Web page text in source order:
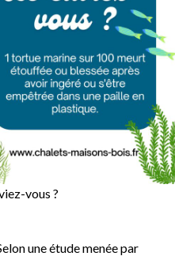
vous ?
une étude menée par